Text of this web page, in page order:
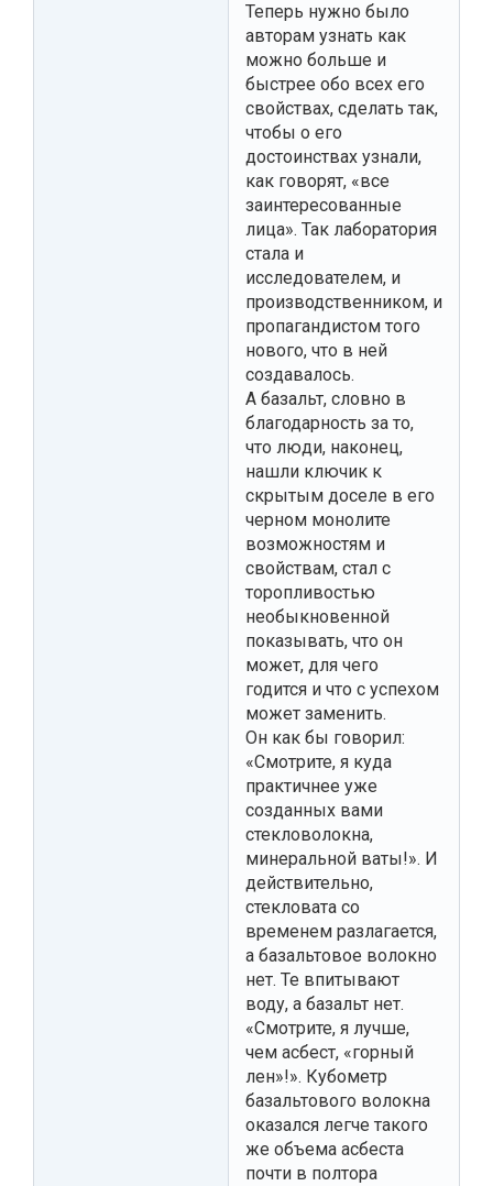
Теперь нужно было
авторам узнать как
можно больше и
быстрее обо всех его
свойствах, сделать так,
чтобы о его
достоинствах узнали,
как говорят, «все
заинтересованные
лица». Так лаборатория
стала и
исследователем, и
производственником, и
пропагандистом того
нового, что в ней
создавалось.
А базальт, словно в
благодарность за то,
что люди, наконец,
нашли ключик к
скрытым доселе в его
черном монолите
возможностям и
свойствам, стал с
торопливостью
необыкновенной
показывать, что он
может, для чего
годится и что с успехом
может заменить.
Он как бы говорил:
«Смотрите, я куда
практичнее уже
созданных вами
стекловолокна,
минеральной ваты!». И
действительно,
стекловата со
временем разлагается,
а базальтовое волокно
нет. Те впитывают
воду, а базальт нет.
«Смотрите, я лучше,
чем асбест, «горный
лен»!». Кубометр
базальтового волокна
оказался легче такого
же объема асбеста
почти в полтора